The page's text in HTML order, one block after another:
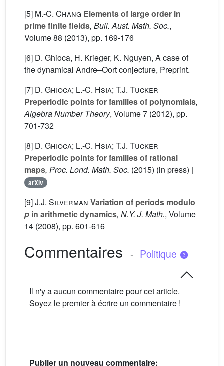
[5] M.-C. Chang Elements of large order in
prime finite fields, Bull. Aust. Math. Soc.,
Volume 88 (2013), pp. 169-176
[6] D. Ghioca, H. Krieger, K. Nguyen, A case of
the dynamical Andre–Oort conjecture, Preprint.
[7] D. Ghioca; L.-C. Hsia; T.J. Tucker
Preperiodic points for families of polynomials,
Algebra Number Theory, Volume 7 (2012), pp.
701-732
[8] D. Ghioca; L.-C. Hsia; T.J. Tucker
Preperiodic points for families of rational
maps, Proc. Lond. Math. Soc. (2015) (in press) |
arXiv
[9]J.J. Silverman Variation of periods modulo
p in arithmetic dynamics, N.Y. J. Math., Volume
14 (2008), pp. 601-616
Commentaires - Politique
Il n'y a aucun commentaire pour cet article.
Soyez le premier à écrire un commentaire !
Publier un nouveau commentaire: